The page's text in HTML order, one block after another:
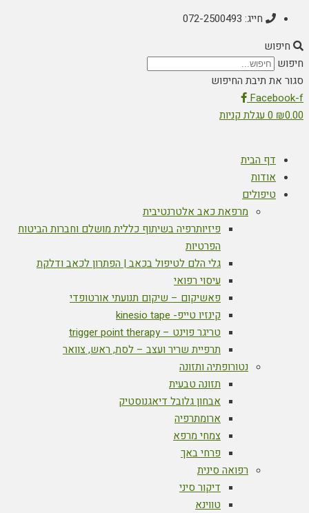
חייג: 072-2500493
חיפוש
חיפוש
סגור את תיבת החיפוש
Facebook-f
₪0.00
0 עגלת קניות
דף הבית
אודות
טיפולים
מרפאת כאב אלטרנטיבית
פיזיותרפיה בשיתוף כללית מושלם וחברות הביטוח
הפרטיות
גלי הלם לטיפול בכאב | הפתרון לכאב ודלקת
עיסוי רפואי
פאשיקום – שיקום תנועתי אורטופדי
קינזיו טייפ- kinesio tape
טריגר פוינט – trigger point therapy
תרפיית שריר ועצב – לסת, ראש, צוואר
נטורופתיה ותזונה
תזונה טבעית
אבחון גלובל דיאגנוסטיק
ארומתרפיה
צמחי מרפא
פרחי באך
רפואה סינית
דיקור סיני
טווינא